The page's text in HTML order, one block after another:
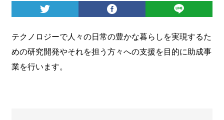
テクノロジーで人々の日常の豊かな暮らしを実現するた
めの研究開発やそれを担う方々への支援を目的に助成事
業を行います。